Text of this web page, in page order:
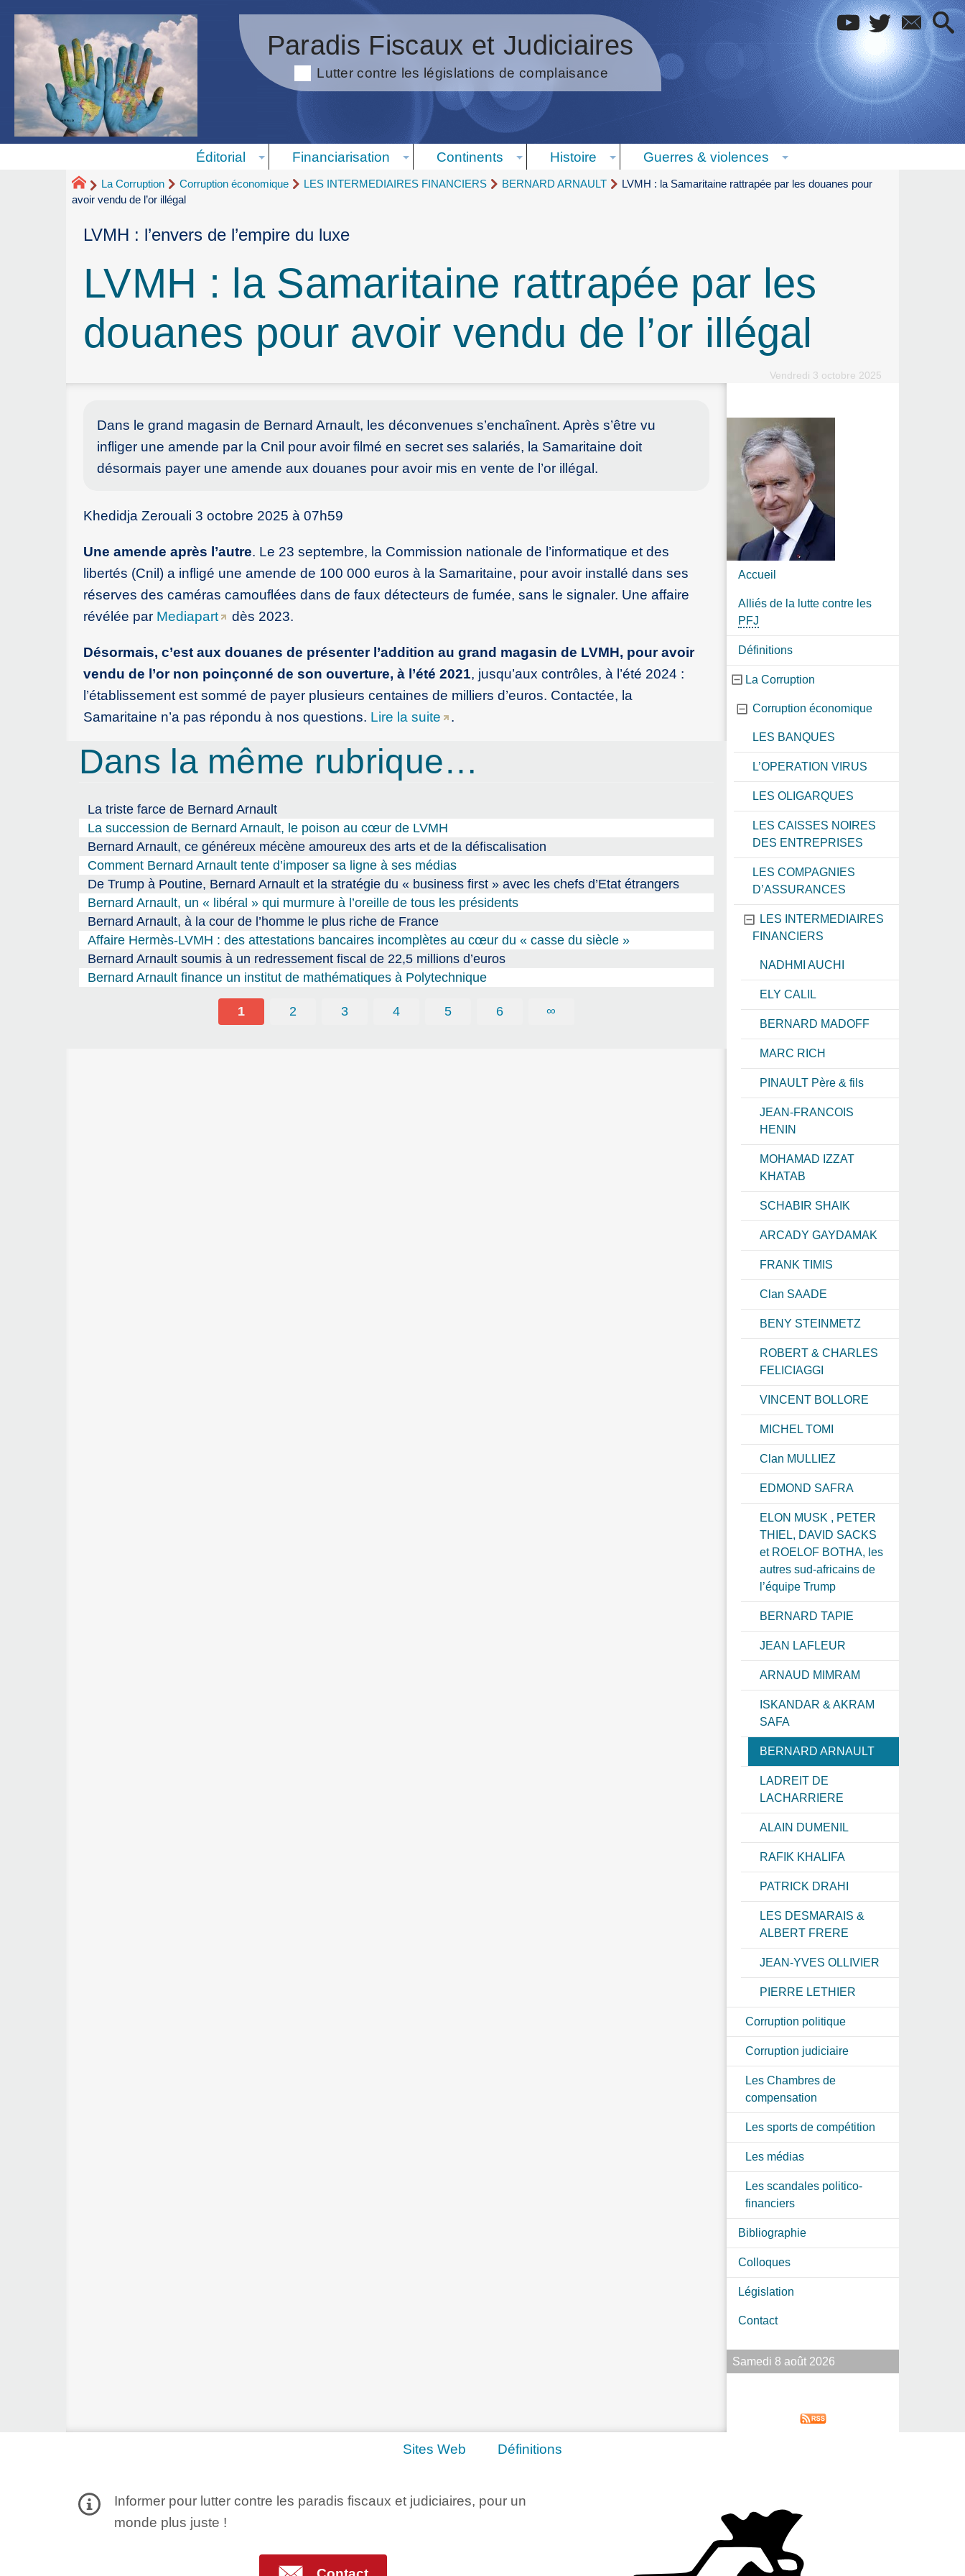
Paradis Fiscaux et Judiciaires
Lutter contre les législations de complaisance
Éditorial Financiarisation Continents Histoire Guerres & violences
La Corruption Corruption économique LES INTERMEDIAIRES FINANCIERS BERNARD ARNAULT
LVMH : la Samaritaine rattrapée par les douanes pour
avoir vendu de l’or illégal
LVMH : l’envers de l’empire du luxe
LVMH : la Samaritaine rattrapée par les
douanes pour avoir vendu de l’or illégal
Vendredi 3 octobre 2025
Dans le grand magasin de Bernard Arnault, les déconvenues s’enchaînent. Après s’être vu
infliger une amende par la Cnil pour avoir filmé en secret ses salariés, la Samaritaine doit
désormais payer une amende aux douanes pour avoir mis en vente de l’or illégal.
Khedidja Zerouali 3 octobre 2025 à 07h59
Une amende après l’autre. Le 23 septembre, la Commission nationale de l’informatique et des
libertés (Cnil) a infligé une amende de 100 000 euros à la Samaritaine, pour avoir installé dans ses
réserves des caméras camouflées dans de faux détecteurs de fumée, sans le signaler. Une affaire
révélée par Mediapart dès 2023.
Désormais, c’est aux douanes de présenter l’addition au grand magasin de LVMH, pour avoir
vendu de l’or non poinçonné de son ouverture, à l’été 2021, jusqu’aux contrôles, à l’été 2024 :
l’établissement est sommé de payer plusieurs centaines de milliers d’euros. Contactée, la
Samaritaine n’a pas répondu à nos questions. Lire la suite .
Dans la même rubrique…
La triste farce de Bernard Arnault
La succession de Bernard Arnault, le poison au cœur de LVMH
Bernard Arnault, ce généreux mécène amoureux des arts et de la défiscalisation
Comment Bernard Arnault tente d’imposer sa ligne à ses médias
De Trump à Poutine, Bernard Arnault et la stratégie du « business first » avec les chefs d’Etat étrangers
Bernard Arnault, un « libéral » qui murmure à l’oreille de tous les présidents
Bernard Arnault, à la cour de l’homme le plus riche de France
Affaire Hermès-LVMH : des attestations bancaires incomplètes au cœur du « casse du siècle »
Bernard Arnault soumis à un redressement fiscal de 22,5 millions d’euros
Bernard Arnault finance un institut de mathématiques à Polytechnique
1 2 3 4 5 6 ∞
Accueil
Alliés de la lutte contre les
PFJ
Définitions
La Corruption
Corruption économique
LES BANQUES
L’OPERATION VIRUS
LES OLIGARQUES
LES CAISSES NOIRES
DES ENTREPRISES
LES COMPAGNIES
D’ASSURANCES
LES INTERMEDIAIRES
FINANCIERS
NADHMI AUCHI
ELY CALIL
BERNARD MADOFF
MARC RICH
PINAULT Père & fils
JEAN-FRANCOIS
HENIN
MOHAMAD IZZAT
KHATAB
SCHABIR SHAIK
ARCADY GAYDAMAK
FRANK TIMIS
Clan SAADE
BENY STEINMETZ
ROBERT & CHARLES
FELICIAGGI
VINCENT BOLLORE
MICHEL TOMI
Clan MULLIEZ
EDMOND SAFRA
ELON MUSK , PETER
THIEL, DAVID SACKS
et ROELOF BOTHA, les
autres sud-africains de
l’équipe Trump
BERNARD TAPIE
JEAN LAFLEUR
ARNAUD MIMRAM
ISKANDAR & AKRAM
SAFA
BERNARD ARNAULT
LADREIT DE
LACHARRIERE
ALAIN DUMENIL
RAFIK KHALIFA
PATRICK DRAHI
LES DESMARAIS &
ALBERT FRERE
JEAN-YVES OLLIVIER
PIERRE LETHIER
Corruption politique
Corruption judiciaire
Les Chambres de
compensation
Les sports de compétition
Les médias
Les scandales politico-
financiers
Bibliographie
Colloques
Législation
Contact
Samedi 8 août 2026
Sites Web Définitions
Informer pour lutter contre les paradis fiscaux et judiciaires, pour un
monde plus juste !